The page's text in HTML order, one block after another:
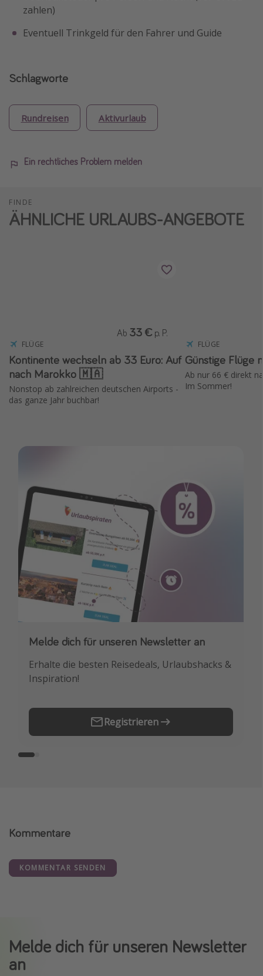
zahlen)
Eventuell Trinkgeld für den Fahrer und Guide
Schlagworte
Rundreisen Aktivurlaub
Ein rechtliches Problem melden
FINDE
ÄHNLICHE URLAUBS-ANGEBOTE
FLÜGE
Kontinente wechseln ab 33 Euro: Auf
nach Marokko 🇲🇦
Nonstop ab zahlreichen deutschen Airports -
das ganze Jahr buchbar!
Ab 33 € p. P.
FLÜGE
Günstige
Ab nur 66 € direkt nach
Im Sommer!
Melde dich für unseren Newsletter an
Erhalte die besten Reisedeals, Urlaubshacks &
Inspiration!
Registrieren
Downloade unsere App
Buche die besten Reiseschnäppchen als
Erstes.
Kommentare
KOMMENTAR SENDEN
Melde dich für unseren Newsletter
an